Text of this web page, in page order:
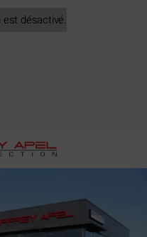
est désactivé.